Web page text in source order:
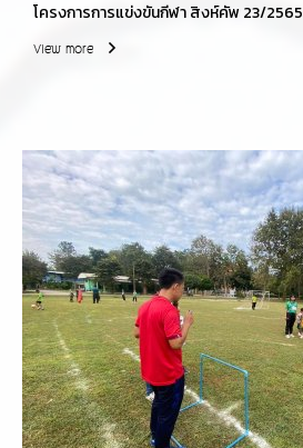
โครงการการแข่งขันกีฬา สิงห์คัพ 23/2565
View more